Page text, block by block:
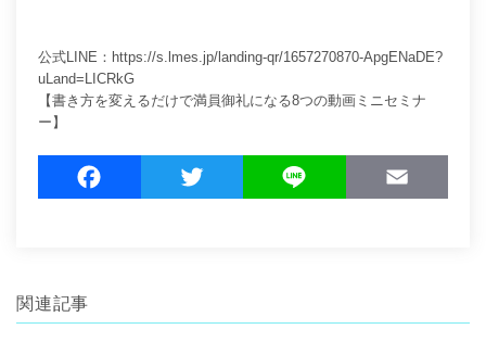
公式LINE： https://s.lmes.jp/landing-qr/1657270870-ApgENaDE?
uLand=LICRkG
【書き方を変えるだけで満員御礼になる8つの動画ミニセミナ
ー】
a
o
w
e
i
関連記事